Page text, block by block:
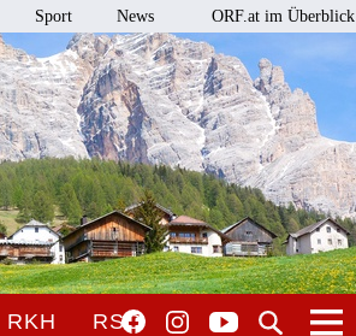
Sport News ORF.at im Überblick
RKH RSO